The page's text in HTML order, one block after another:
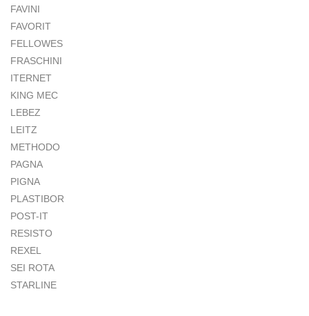
FAVINI
FAVORIT
FELLOWES
FRASCHINI
ITERNET
KING MEC
LEBEZ
LEITZ
METHODO
PAGNA
PIGNA
PLASTIBOR
POST-IT
RESISTO
REXEL
SEI ROTA
STARLINE